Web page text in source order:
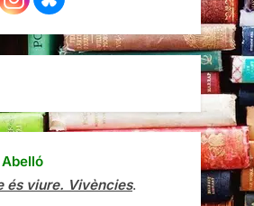
és viure. Vivències.